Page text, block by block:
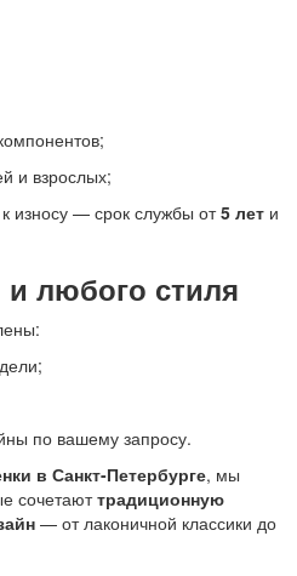
и взрослых;
износу — срок службы от5 лет и
любого стиля
по вашему запросу.
в Санкт-Петербурге, мы
сочетаюттрадиционную
— от лаконичной классики до